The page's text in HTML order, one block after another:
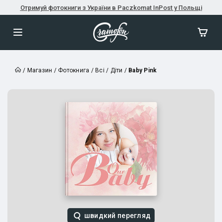
Отримуй фотокниги з України в Paczkomat InPost у Польщі
/ Магазин / Фотокнига / Всі / Діти / Baby Pink
швидкий перегляд